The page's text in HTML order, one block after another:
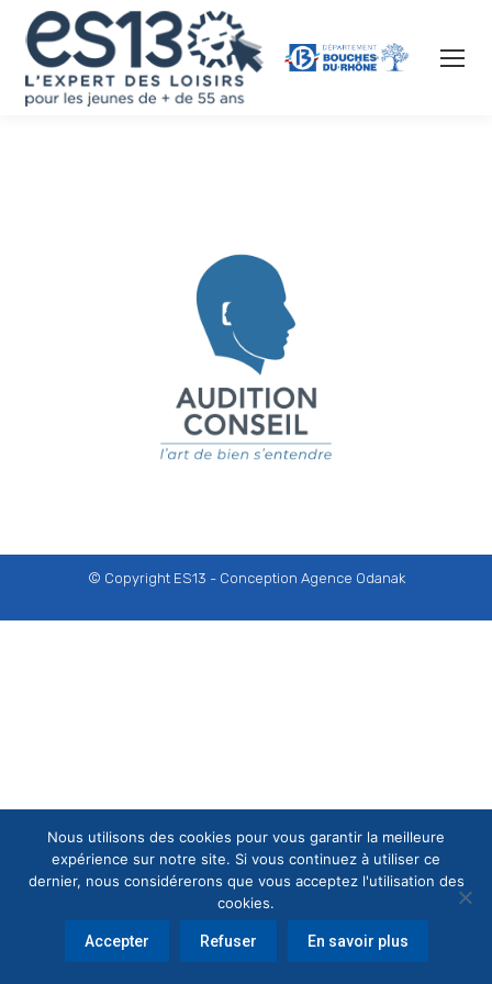
© Copyright ES13 - Conception Agence Odanak
Nous utilisons des cookies pour vous garantir la meilleure
expérience sur notre site. Si vous continuez à utiliser ce
dernier, nous considérerons que vous acceptez l'utilisation des
cookies.
Accepter Refuser En savoir plus